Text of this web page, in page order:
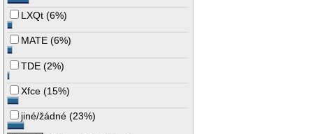
LXQt (6%)
MATE (6%)
TDE (2%)
Xfce (15%)
jiné/žádné (23%)